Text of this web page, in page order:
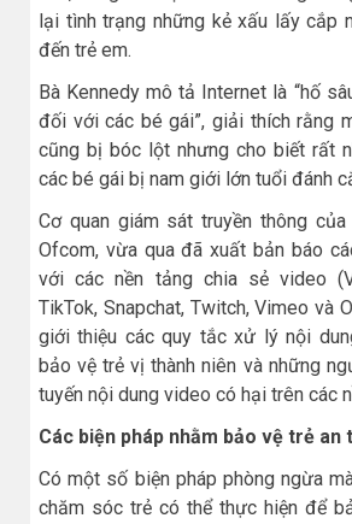
lại tình trạng những kẻ xấu lấy cắp
đến trẻ em.
Bà Kennedy mô tả Internet là “hố
đối với các bé gái”, giải thích rằng
cũng bị bóc lột nhưng cho biết rất
các bé gái bị nam giới lớn tuổi đánh
Cơ quan giám sát truyền thông
Ofcom, vừa qua đã xuất bản báo
với các nền tảng chia sẻ video
TikTok, Snapchat, Twitch, Vimeo và
giới thiệu các quy tắc xử lý nội
bảo vệ trẻ vị thành niên và những
tuyến nội dung video có hại trên các
Các biện pháp nhằm bảo vệ trẻ
Có một số biện pháp phòng ngừa
chăm sóc trẻ có thể thực hiện để